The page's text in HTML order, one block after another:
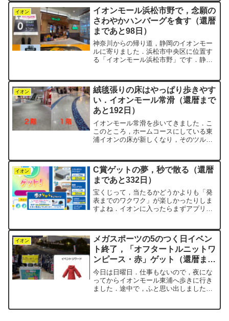
たい！」となり，negi家で挑戦してきま
した．行った...
イオン
イオンモール浜松市野で，念願の
さわやかハンバーグを食す（還暦
まであと98日）
神奈川からの帰り道，静岡のイオンモー
ルに寄りました．浜松市中央区に位置す
る「イオンモール浜松市野」です．静岡
いるのは面白いですね．ここで驚きの発
見がありました．あの...
イオン
絨毯張りの床はやっぱり歩きやす
い．イオンモール常滑（還暦まで
あと192日）
イオンモール常滑を歩いてきました．こ
このところ，ホームコースにしている東
浦イオンの床が新しくなり，そのツルツ
てみようと思いつきました．同じ知多半
島にあるもう一つのイ...
イオン
C賞ゲットの夢，秒で散る（還暦
まであと332日）
宝くじって，当たるかどうかよりも「発
表までのワクワク」が楽しかったりしま
すよね．イオンに入ったらまずアプリを
ずつ増えていて，気づけば22個もたまっ
てました．「これ...
イオン
メガスポーツの5のつく日イベン
ト終了，「オフタートルニットワ
ンピース・赤」ゲット（還暦まで
あと143日）
今日は日曜日．仕事もないので，夜にな
ってからイオンモール東浦へ歩きに行き
ました．途中で，ふと思い出しました．